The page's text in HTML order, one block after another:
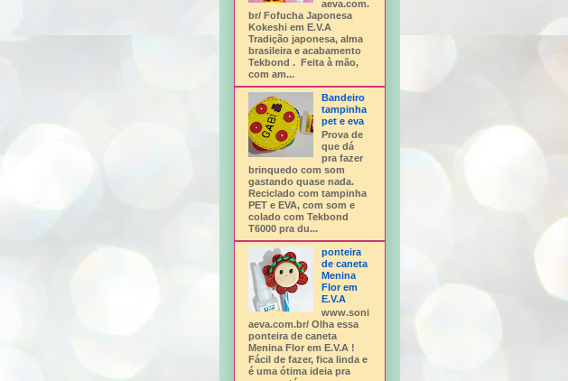
aeva.com.
br/ Fofucha Japonesa
Kokeshi em E.V.A
Tradição japonesa, alma
brasileira e acabamento
Tekbond . Feita à mão,
com am...
Bandeiro
tampinha
pet e eva
Prova de
que dá
pra fazer
brinquedo com som
gastando quase nada.
Reciclado com tampinha
PET e EVA, com som e
colado com Tekbond
T6000 pra du...
ponteira
de caneta
Menina
Flor em
E.V.A
www.soni
aeva.com.br/ Olha essa
ponteira de caneta
Menina Flor em E.V.A !
Fácil de fazer, fica linda e
é uma ótima ideia pra